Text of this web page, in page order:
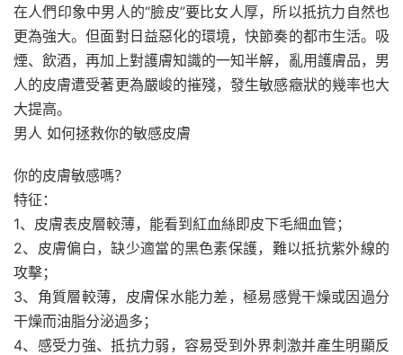
在人們印象中男人的“臉皮”要比女人厚，所以抵抗力自然也
更為強大。但面對日益惡化的環境，快節奏的都市生活。吸
煙、飲酒，再加上對護膚知識的一知半解，亂用護膚品，男
人的皮膚遭受著更為嚴峻的摧殘，發生敏感癥狀的幾率也大
大提高。
男人 如何拯救你的敏感皮膚
你的皮膚敏感嗎？
特征：
1、皮膚表皮層較薄，能看到紅血絲即皮下毛細血管；
2、皮膚偏白，缺少適當的黑色素保護，難以抵抗紫外線的
攻擊；
3、角質層較薄，皮膚保水能力差，極易感覺干燥或因過分
干燥而油脂分泌過多；
4、感受力強、抵抗力弱，容易受到外界刺激并產生明顯反